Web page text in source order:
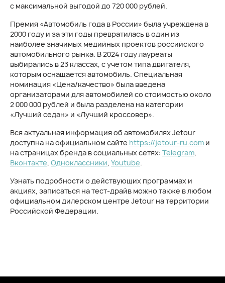
с максимальной выгодой до 720 000 рублей.
Премия «Автомобиль года в России» была учреждена в
2000 году и за эти годы превратилась в один из
наиболее значимых медийных проектов российского
автомобильного рынка. В 2024 году лауреаты
выбирались в 23 классах, с учетом типа двигателя,
которым оснащается автомобиль. Специальная
номинация «Цена/качество» была введена
организаторами для автомобилей со стоимостью около
2 000 000 рублей и была разделена на категории
«Лучший седан» и «Лучший кроссовер».
Вся актуальная информация об автомобилях Jetour
доступна на официальном сайте https://jetour-ru.com и
на страницах бренда в социальных сетях: Telegram,
Вконтакте, Одноклассники, Youtube.
Узнать подробности о действующих программах и
акциях, записаться на тест-драйв можно также в любом
официальном дилерском центре Jetour на территории
Российской Федерации.